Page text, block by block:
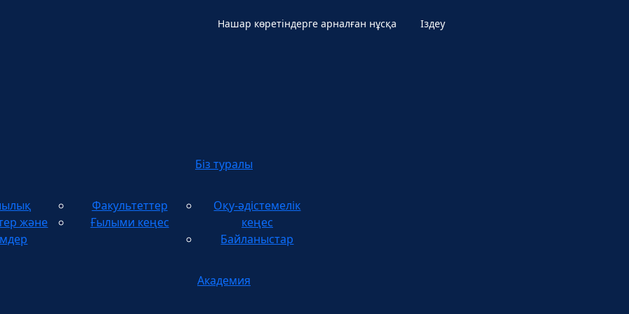
Нашар көретіндерге арналған нұсқа Іздеу
Біз туралы
және
Факультеттер
Ғылыми кеңес
Оқу-әдістемелік
кеңес
Байланыстар
Академия